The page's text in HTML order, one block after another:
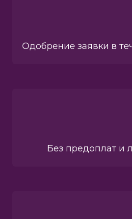
Одобрение заявки в
Без предоплат и